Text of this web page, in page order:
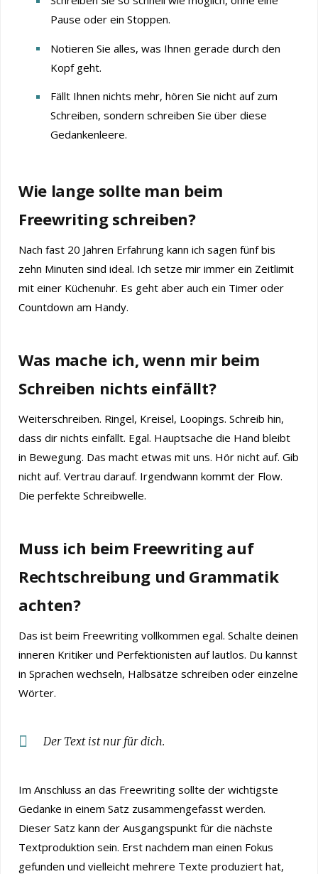
Pause oder ein Stoppen.
Notieren Sie alles, was Ihnen gerade durch den
Kopf geht.
Fällt Ihnen nichts mehr, hören Sie nicht auf zum
Schreiben, sondern schreiben Sie über diese
Gedankenleere.
Wie lange sollte man beim
Freewriting schreiben?
Nach fast 20 Jahren Erfahrung kann ich sagen fünf bis
zehn Minuten sind ideal. Ich setze mir immer ein Zeitlimit
mit einer Küchenuhr. Es geht aber auch ein Timer oder
Countdown am Handy.
Was mache ich, wenn mir beim
Schreiben nichts einfällt?
Weiterschreiben. Ringel, Kreisel, Loopings. Schreib hin,
dass dir nichts einfällt. Egal. Hauptsache die Hand bleibt
in Bewegung. Das macht etwas mit uns. Hör nicht auf. Gib
nicht auf. Vertrau darauf. Irgendwann kommt der Flow.
Die perfekte Schreibwelle.
Muss ich beim Freewriting auf
Rechtschreibung und Grammatik
achten?
Das ist beim Freewriting vollkommen egal. Schalte deinen
inneren Kritiker und Perfektionisten auf lautlos. Du kannst
in Sprachen wechseln, Halbsätze schreiben oder einzelne
Wörter.
Der Text ist nur für dich.
Im Anschluss an das Freewriting sollte der wichtigste
Gedanke in einem Satz zusammengefasst werden.
Dieser Satz kann der Ausgangspunkt für die nächste
Textproduktion sein. Erst nachdem man einen Fokus
gefunden und vielleicht mehrere Texte produziert hat,